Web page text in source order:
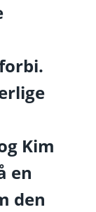
Kim
en
den